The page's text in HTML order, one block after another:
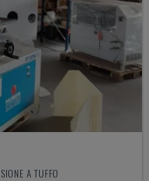
A TUFFO